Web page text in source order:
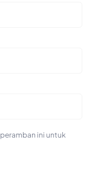
ini untuk